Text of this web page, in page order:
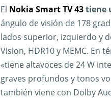
El Nokia Smart TV 43tiene
ángulo de visión de 178
lados superior, izquierdo y
Vision, HDR10 y MEMC. En
«tiene altavoces de 24 W
graves profundos y tonos
también viene con Dolby